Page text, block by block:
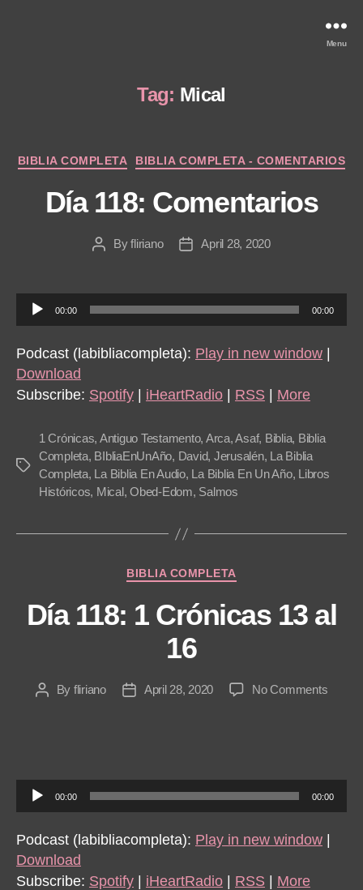
Menu
Tag: Mical
Categories
BIBLIA COMPLETA BIBLIA COMPLETA - COMENTARIOS
Día 118: Comentarios
PostByfliriano
PostApril 28, 2020
u
d
i
o
a
y
00:00 00:00
Podcast (labibliacompleta): Play in new window
Download
Subscribe: Spotify iHeartRadio RSS More
Tags
1 Crónicas, Antiguo Testamento, Arca,Asaf, Biblia, Biblia
Completa, BIbliaEnUnAño, David, Jerusalén, La Biblia
Completa, La Biblia En Audio, La Biblia En Un Año, Libros
Históricos, Mical,Obed-Edom, Salmos
Categories
BIBLIA COMPLETA
Día 118: 1 Crónicas 13 al
16
PostBy fliriano
PostApril 28, 2020 No Commentson
13
al
16
u
d
i
o
00:00 00:00
Podcast (labibliacompleta): Play in new window
Download
Subscribe: Spotify iHeartRadio RSS More